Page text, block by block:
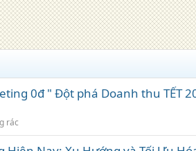
0đ " Đột phá Doanh thu TẾT
rác